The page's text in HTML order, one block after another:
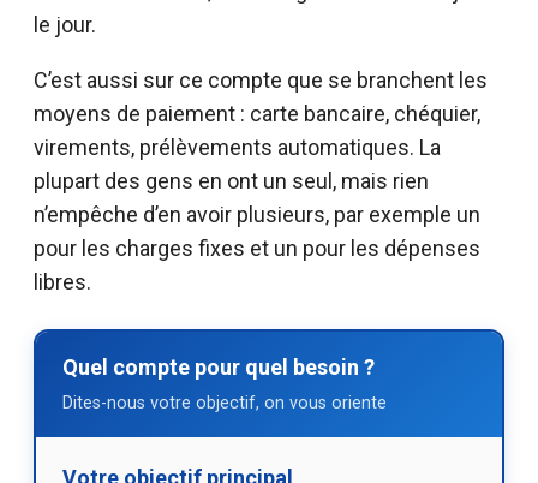
le jour.
C’est aussi sur ce compte que se branchent les
moyens de paiement : carte bancaire, chéquier,
virements, prélèvements automatiques. La
plupart des gens en ont un seul, mais rien
n’empêche d’en avoir plusieurs, par exemple un
pour les charges fixes et un pour les dépenses
libres.
Quel compte pour quel besoin ?
Dites-nous votre objectif, on vous oriente